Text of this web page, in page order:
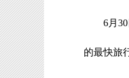
6月
的最快旅